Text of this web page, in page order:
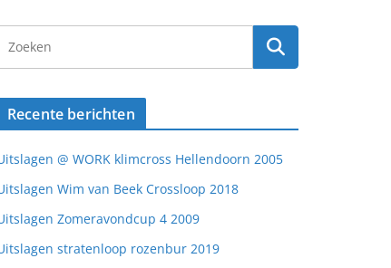
Recente berichten
@ WORK klimcross Hellendoorn 2005
Wim van Beek Crossloop 2018
Zomeravondcup 4 2009
stratenloop rozenbur 2019